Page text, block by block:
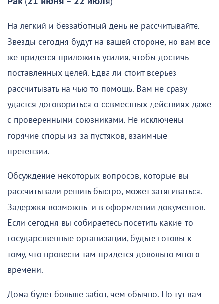
На легкий и беззаботный день не рассчитывайте.
Звезды сегодня будут на вашей стороне, но вам все
же придется приложить усилия, чтобы достичь
поставленных целей. Едва ли стоит всерьез
рассчитывать на чью-то помощь. Вам не сразу
удастся договориться о совместных действиях даже
с проверенными союзниками. Не исключены
горячие споры из-за пустяков, взаимные
претензии.
Обсуждение некоторых вопросов, которые вы
рассчитывали решить быстро, может затягиваться.
Задержки возможны и в оформлении документов.
Если сегодня вы собираетесь посетить какие-то
государственные организации, будьте готовы к
тому, что провести там придется довольно много
времени.
Дома будет больше забот, чем обычно. Но тут вам